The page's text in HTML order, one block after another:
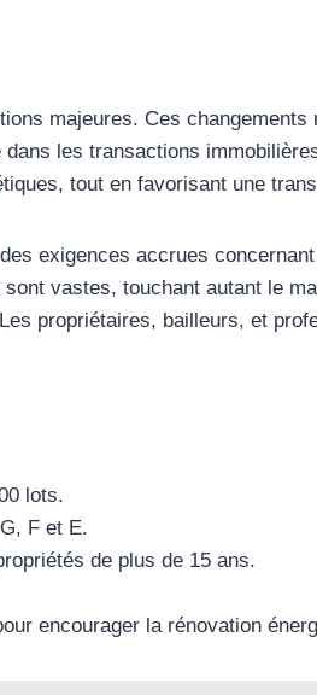
majeures. Ces
les transactions
tout en favorisant une
exigences accrues
vastes, touchant autant le
propriétaires, bailleurs, et
lots.
F et E.
de plus de 15 ans.
encourager la rénovation